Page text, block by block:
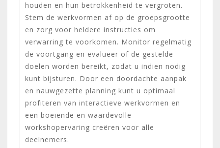
houden en hun betrokkenheid te vergroten.
Stem de werkvormen af op de groepsgrootte
en zorg voor heldere instructies om
verwarring te voorkomen. Monitor regelmatig
de voortgang en evalueer of de gestelde
doelen worden bereikt, zodat u indien nodig
kunt bijsturen. Door een doordachte aanpak
en nauwgezette planning kunt u optimaal
profiteren van interactieve werkvormen en
een boeiende en waardevolle
workshopervaring creëren voor alle
deelnemers.